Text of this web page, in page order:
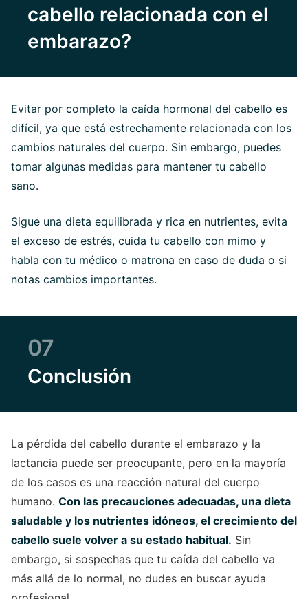
cabello relacionada con el
embarazo?
Evitar por completo la caída hormonal del cabello es
difícil, ya que está estrechamente relacionada con los
cambios naturales del cuerpo. Sin embargo, puedes
tomar algunas medidas para mantener tu cabello
sano.
Sigue una dieta equilibrada y rica en nutrientes, evita
el exceso de estrés, cuida tu cabello con mimo y
habla con tu médico o matrona en caso de duda o si
notas cambios importantes.
07
Conclusión
La pérdida del cabello durante el embarazo y la
lactancia puede ser preocupante, pero en la mayoría
de los casos es una reacción natural del cuerpo
humano. Con las precauciones adecuadas, una dieta
saludable y los nutrientes idóneos, el crecimiento del
cabello suele volver a su estado habitual. Sin
embargo, si sospechas que tu caída del cabello va
más allá de lo normal, no dudes en buscar ayuda